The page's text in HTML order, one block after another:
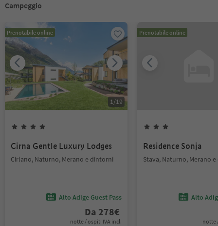
Campeggio
Prenotabile online
1/19
Cirna Gentle Luxury Lodges
Cirlano, Naturno, Merano e dintorni
Alto Adige Guest Pass
Da 278€
notte / ospiti IVA incl.
Prenotabile online
Residence Sonja
Stava, Naturno, Merano
Alto
notte